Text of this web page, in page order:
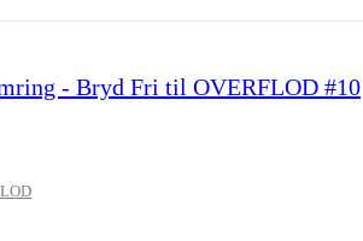
- Bryd Fri til OVERFLOD #10